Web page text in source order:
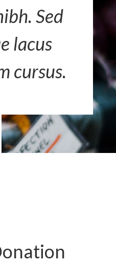
Sed
lacus
cursus.